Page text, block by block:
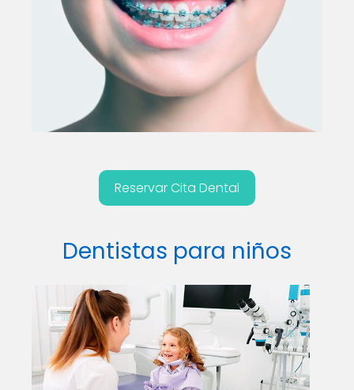
Reservar Cita Dental
Dentistas para niños